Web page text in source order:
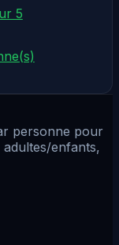
5
personne pour
enfants,